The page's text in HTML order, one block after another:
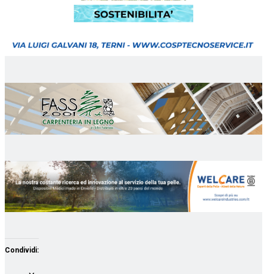
Condividi: